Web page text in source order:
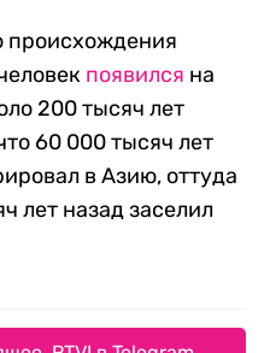
происхождения
появился на
200 тысяч лет
60 000 тысяч лет
в Азию, оттуда
лет назад заселил